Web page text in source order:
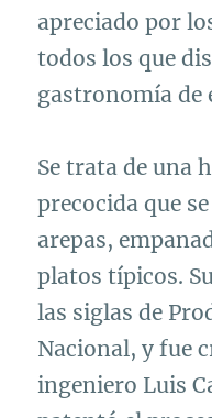
apreciado por
todos los que
gastronomía de
Se trata de una
precocida que
arepas,
platos típicos.
las siglas de
Nacional, y fue
ingeniero Luis